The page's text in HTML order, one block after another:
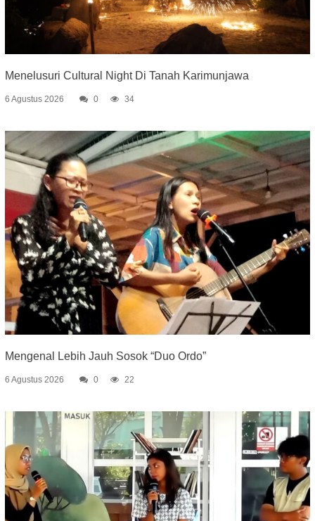
Menelusuri Cultural Night Di Tanah Karimunjawa
6 Agustus 2026 0 34
Mengenal Lebih Jauh Sosok “Duo Ordo”
6 Agustus 2026 0 22